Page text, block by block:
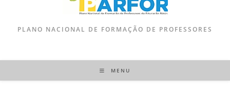
PLANO NACIONAL DE FORMAÇÃO DE PROFESSORES
MENU